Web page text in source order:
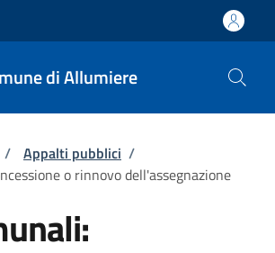
di Allumiere
pane
/ Appalti pubblici /
o rinnovo dell'assegnazione